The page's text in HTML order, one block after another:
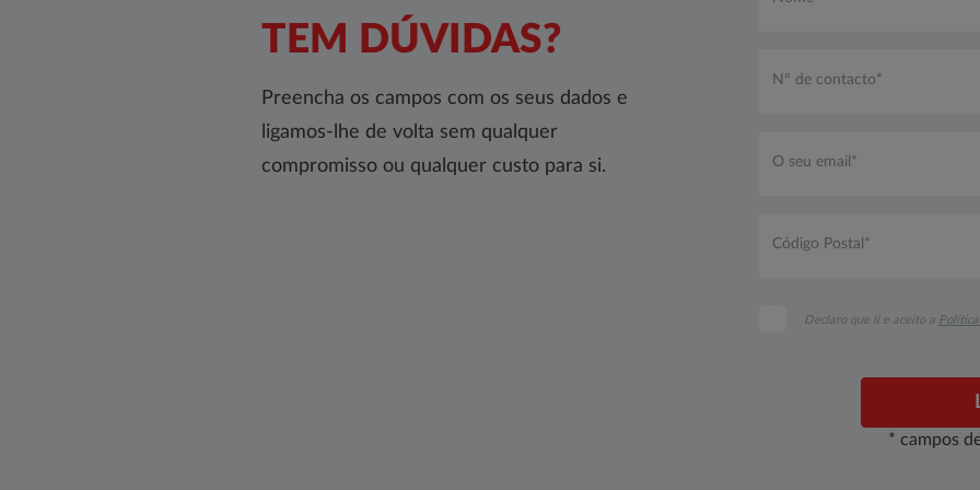
TEM DÚVIDAS?
Preencha os campos com os seus dados e
ligamos-lhe de volta sem qualquer
compromisso ou qualquer custo para si.
Declaro que li e aceito a
* campos